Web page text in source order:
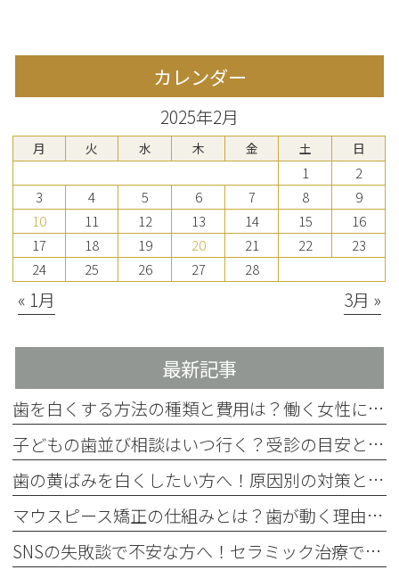
カレンダー
2025年2月
月 火 水 木 金 土 日
1
2
3
4 5 6 7 8
9
10
11 12 13 14 15
16
17
18 19 20 21 22
23
24
25 26 27 28
« 1月 3月 »
最新記事
歯を白くする方法の種類と費用は？働く女性に合った選び方を解説
子どもの歯並び相談はいつ行く？受診の目安とチェック項目を解説
歯の黄ばみを白くしたい方へ！原因別の対策と4つの方法を歯科医師が解説
マウスピース矯正の仕組みとは？歯が動く理由をわかりやすく解説
SNSの失敗談で不安な方へ！セラミック治療で後悔しない事前確認